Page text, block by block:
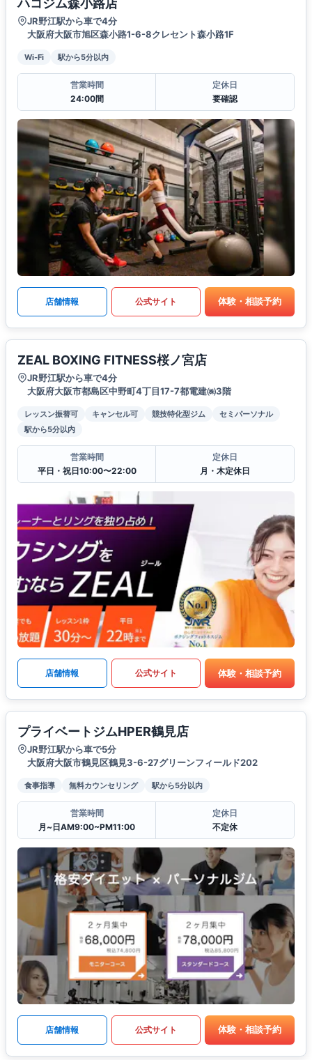
ハコジム森小路店
JR野江駅から車で4分
大阪府大阪市旭区森小路1-6-8クレセント森小路1F
Wi-Fi 駅から5分以内
営業時間
24:00間
定休日
要確認
店舗情報 公式サイト 体験・相談予約
ZEAL BOXING FITNESS桜ノ宮店
JR野江駅から車で4分
大阪府大阪市都島区中野町4丁目17-7都電建㈱3階
レッスン振替可 キャンセル可 競技特化型ジム
セミパーソナル
駅から5分以内
営業時間
平日・祝日10:00〜22:00
定休日
月・木定休日
店舗情報 公式サイト 体験・相談予約
プライベートジムHPER鶴見店
JR野江駅から車で5分
大阪府大阪市鶴見区鶴見3-6-27グリーンフィールド202
食事指導 無料カウンセリング 駅から5分以内
営業時間
月~日AM9:00~PM11:00
定休日
不定休
店舗情報 公式サイト 体験・相談予約